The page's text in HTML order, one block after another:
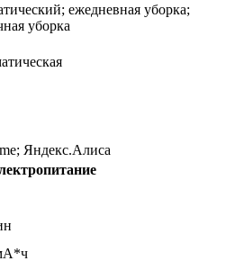
ежедневная уборка;
уборка
Яндекс.Алиса